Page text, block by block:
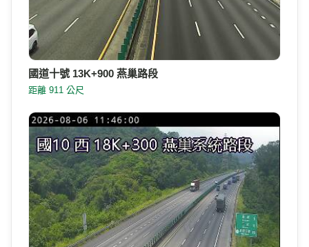
國道十號 13K+900 燕巢路段
距離 911 公尺